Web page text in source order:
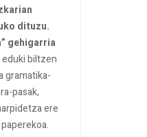
dituzu.
gehigarria
eduki biltzen
gramatika-
pasak,
ere